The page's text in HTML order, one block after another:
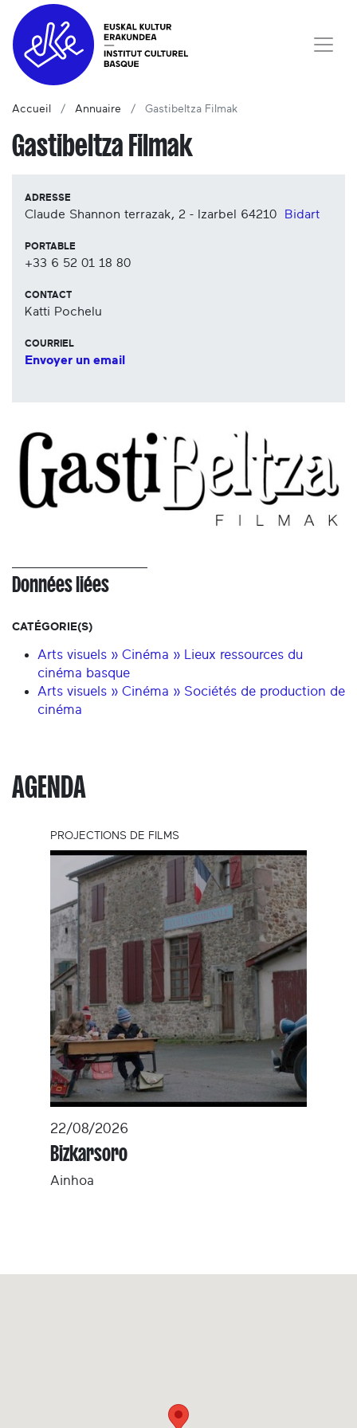
Accueil Annuaire Gastibeltza Filmak
Gastibeltza Filmak
ADRESSE
Claude Shannon terrazak, 2 - Izarbel 64210 Bidart
PORTABLE
+33 6 52 01 18 80
CONTACT
Katti Pochelu
COURRIEL
Envoyer un email
Données liées
CATÉGORIE(S)
Arts visuels » Cinéma » Lieux ressources du
cinéma basque
Arts visuels » Cinéma » Sociétés de production de
cinéma
AGENDA
PROJECTIONS DE FILMS
22/08/2026
Bizkarsoro
Ainhoa